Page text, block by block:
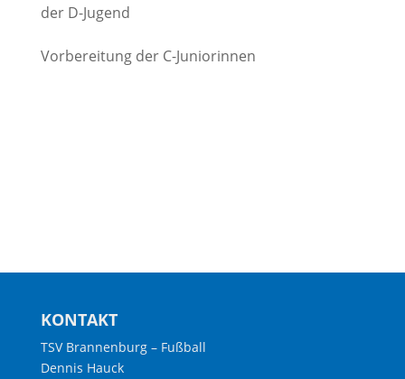
der D-Jugend
Vorbereitung der C-Juniorinnen
KONTAKT
TSV Brannenburg – Fußball
Dennis Hauck